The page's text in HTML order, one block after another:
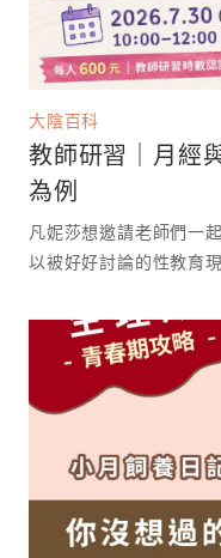
大陰百科
教師研習｜月經
為例
凡妮莎想邀請老師們一